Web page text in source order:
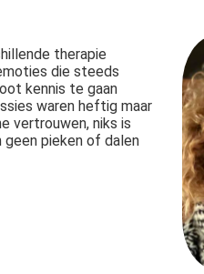
therapie
die steeds
kennis te gaan
waren heftig maar
vertrouwen, niks is
geen pieken of dalen